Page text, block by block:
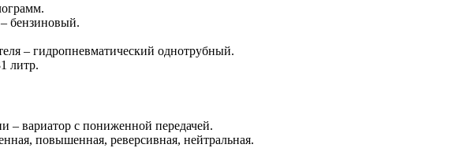
бензиновый.
– гидропневматический однотрубный.
литр.
– вариатор с пониженной передачей.
повышенная, реверсивная, нейтральная.